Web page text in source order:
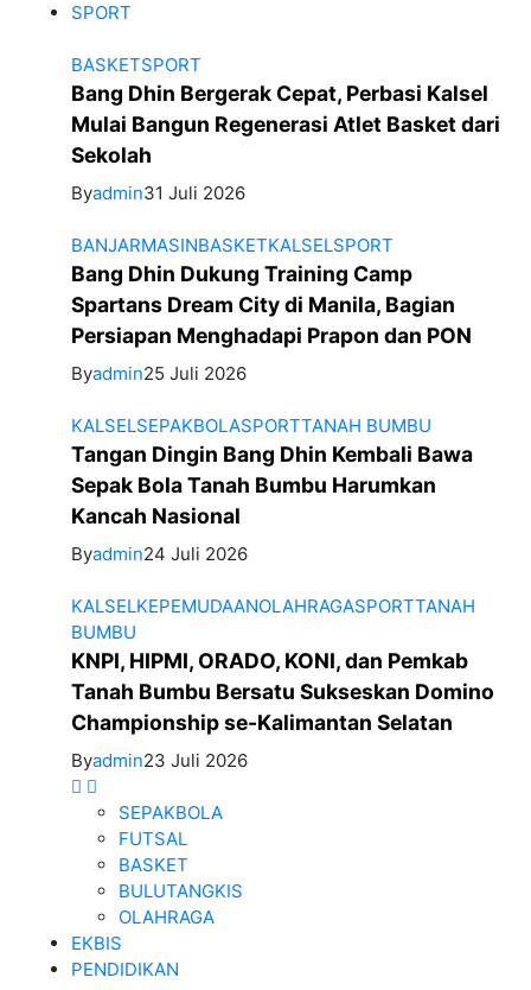
SPORT
BASKETSPORT
Bang Dhin Bergerak Cepat, Perbasi Kalsel
Mulai Bangun Regenerasi Atlet Basket dari
Sekolah
Byadmin31 Juli 2026
BANJARMASINBASKETKALSELSPORT
Bang Dhin Dukung Training Camp
Spartans Dream City di Manila, Bagian
Persiapan Menghadapi Prapon dan PON
Byadmin25 Juli 2026
KALSELSEPAKBOLASPORTTANAH BUMBU
Tangan Dingin Bang Dhin Kembali Bawa
Sepak Bola Tanah Bumbu Harumkan
Kancah Nasional
Byadmin24 Juli 2026
KALSELKEPEMUDAANOLAHRAGASPORTTANAH
BUMBU
KNPI, HIPMI, ORADO, KONI, dan Pemkab
Tanah Bumbu Bersatu Sukseskan Domino
Championship se-Kalimantan Selatan
Byadmin23 Juli 2026
SEPAKBOLA
FUTSAL
BASKET
BULUTANGKIS
OLAHRAGA
EKBIS
PENDIDIKAN